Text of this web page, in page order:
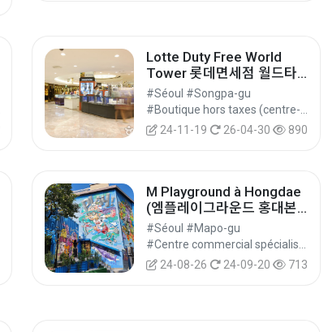
Lotte Duty Free World
Tower 롯데면세점 월드타
워점
#Séoul #Songpa-gu
24-11-19
26-04-30 890
M Playground à Hongdae
(엠플레이그라운드 홍대본
점 [Tax Refund Shop])
#Séoul #Mapo-gu
24-08-26
24-09-20 713